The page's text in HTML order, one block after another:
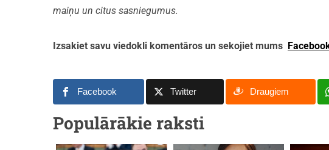
maiņu un citus sasniegumus.
Izsakiet savu viedokli komentāros un sekojiet mums
Facebook Twitter Draugiem
Populārākie raksti